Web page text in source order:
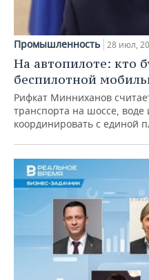
Промышленность 28 июл,
На автопилоте: кто
беспилотной
Рифкат Минниханов
транспорта на шоссе, воде
координировать с единой